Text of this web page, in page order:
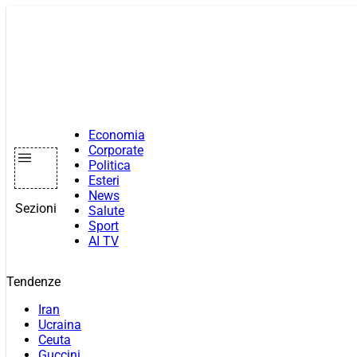
Sezioni
Economia
Corporate
Politica
Esteri
News
Salute
Sport
AI TV
Tendenze
Iran
Ucraina
Ceuta